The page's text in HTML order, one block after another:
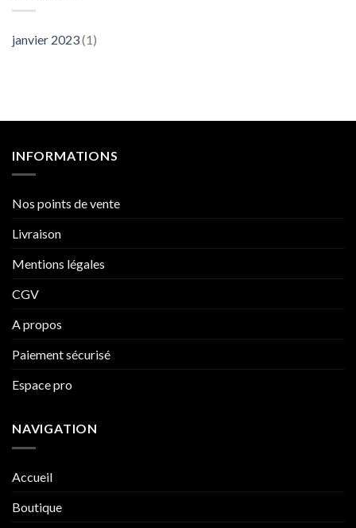
janvier 2023(1)
INFORMATIONS
Nos points de vente
Livraison
Mentions légales
CGV
A propos
Paiement sécurisé
Espace pro
NAVIGATION
Accueil
Boutique